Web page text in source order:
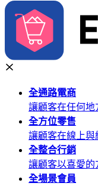
全通路電商
讓顧客在任何
全方位零售
讓顧客在線上
全整合行銷
讓顧客以喜愛
全場景會員